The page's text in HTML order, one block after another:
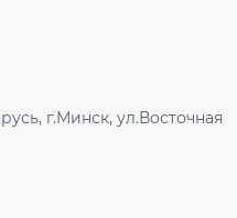
г.Минск, ул.Восточная